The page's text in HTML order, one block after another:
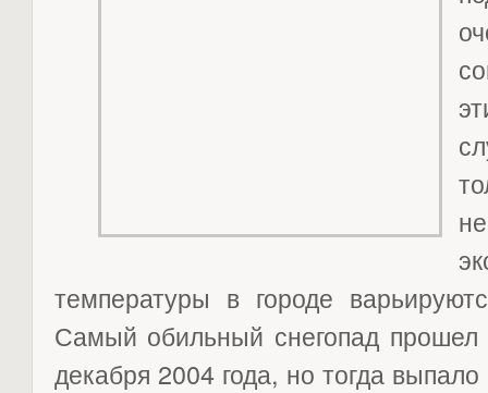
температуры в городе
Самый обильный снегопад прошел
декабря 2004 года, но тогда